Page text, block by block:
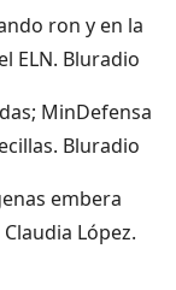
ron y en la
ELN. Bluradio
MinDefensa
Bluradio
embera
López.